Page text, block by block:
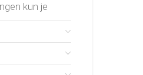
kun je
is de
is
op. Ook is de